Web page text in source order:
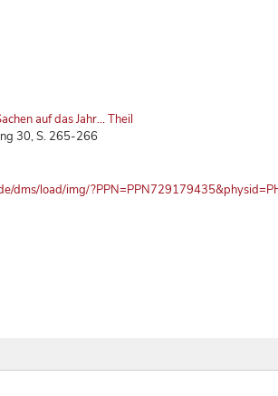
auf das Jahr... Theil
30, S. 265-266
dms/load/img/